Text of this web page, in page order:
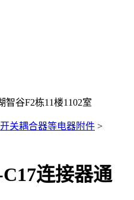
谷F2栋11楼1102室
开关耦合器等电器附件 >
连接器通